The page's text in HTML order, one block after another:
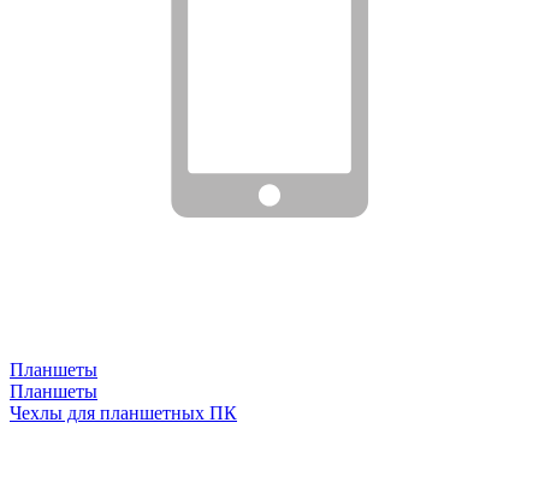
Планшеты
Планшеты
Чехлы для планшетных ПК